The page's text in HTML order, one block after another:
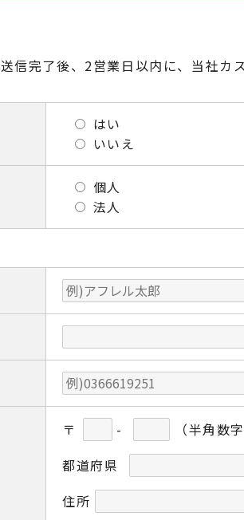
送信完了後、2営業日以内に、当社カ
はい
いいえ
個人
法人
〒 -
（半角数
都道府県
住所